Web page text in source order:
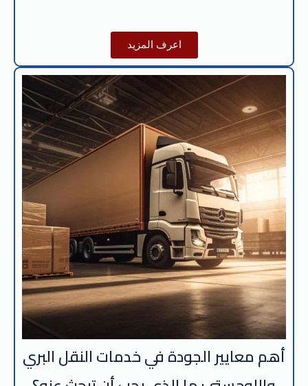
اعرف المزيد
أهم معايير الجودة في خدمات النقل البري